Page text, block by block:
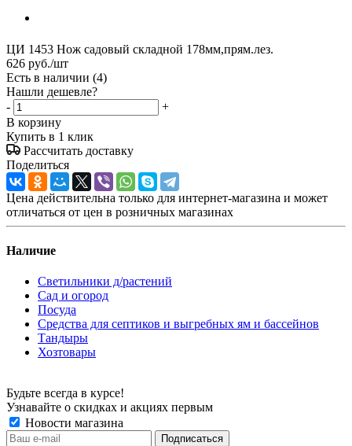
ЦИ 1453 Нож садовый складной 178мм,прям.лез.
626 руб./шт
Есть в наличии (4)
Нашли дешевле?
-
+
В корзину
Купить в 1 клик
Рассчитать доставку
Поделиться
Цена действительна только для интернет-магазина и может
отличаться от цен в розничных магазинах
Наличие
Светильники д/растений
Сад и огород
Посуда
Средства для септиков и выгребных ям и бассейнов
Тандыры
Хозтовары
Будьте всегда в курсе!
Узнавайте о скидках и акциях первым
Новости магазина